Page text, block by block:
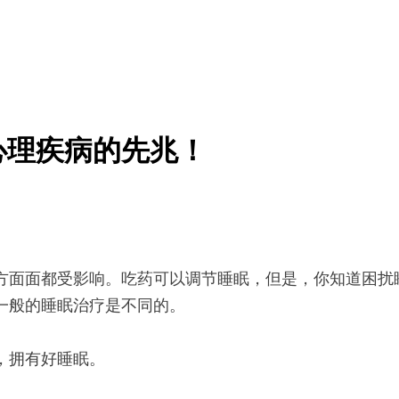
疾病的先兆！
面都受影响。吃药可以调节睡眠，但是，你知道困
的睡眠治疗是不同的。
有好睡眠。